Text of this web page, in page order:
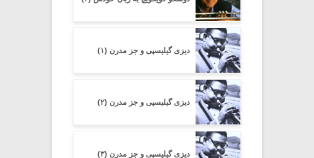
دیزی گیلیسپی و جز مدرن (۱)
دیزی گیلیسپی و جز مدرن (۲)
دیزی گیلیسپی و جز مدرن (۳)